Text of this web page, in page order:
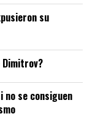
su
Dimitrov?
no se consiguen